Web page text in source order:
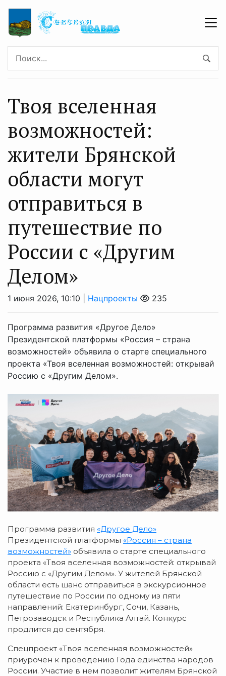
Твоя вселенная
возможностей:
жители Брянской
области могут
отправиться в
путешествие по
России с «Другим
Делом»
1 июня 2026, 10:10 | Нацпроекты 235
Программа развития «Другое Дело»
Президентской платформы «Россия – страна
возможностей» объявила о старте специального
проекта «Твоя вселенная возможностей: открывай
Россию с «Другим Делом».
Программа развития «Другое Дело»
Президентской платформы «Россия – страна
возможностей» объявила о старте специального
проекта «Твоя вселенная возможностей: открывай
Россию с «Другим Делом». У жителей Брянской
области есть шанс отправиться в экскурсионное
путешествие по России по одному из пяти
направлений: Екатеринбург, Сочи, Казань,
Петрозаводск и Республика Алтай. Конкурс
продлится до сентября.
Спецпроект «Твоя вселенная возможностей»
приурочен к проведению Года единства народов
России. Участие в нем позволит жителям Брянской